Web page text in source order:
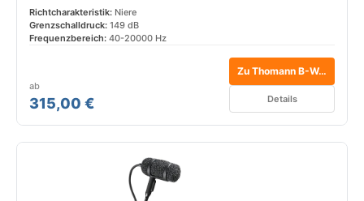
Richtcharakteristik: Niere
Grenzschalldruck: 149 dB
Frequenzbereich: 40-20000 Hz
ab
315,00 €
Zu Thomann B-Ware*
Details